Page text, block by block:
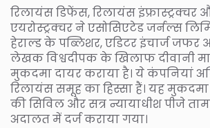
रिलायंस डिफेंस, रिलायंस इंफ्रास्ट्रक्चर
एयरोस्ट्रक्चर ने एसोसिएटेड जर्नल्स
हेराल्ड के पब्लिशर, एडिटर इंचार्ज
लेखक विश्वदीपक के खिलाफ दीवानी
मुकदमा दायर कराया है। ये कंपनियां
रिलायंस समूह का हिस्सा हैं। यह
की सिविल और सत्र न्यायाधीश पीजे
अदालत में दर्ज कराया गया।